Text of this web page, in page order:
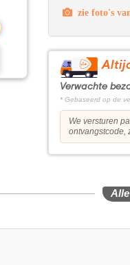
zie foto's
Verwachte
* Gebaseerd op de
We versturen
ontvangstcode,